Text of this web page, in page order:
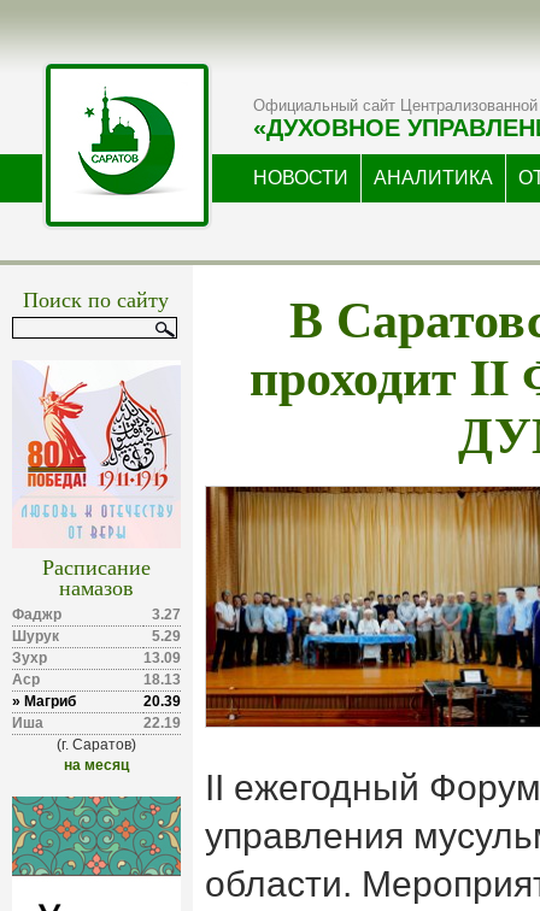
Официальный сайт Централизованной
«ДУХОВНОЕ
НОВОСТИ АНАЛИТИКА
Поиск по сайту
Расписание
намазов
Фаджр
3.27
Шурук
5.29
Зухр
13.09
Аср
18.13
» Магриб
20.39
Иша
22.19
(г. Саратов)
на месяц
В
проходит
II ежегодный
управления
области.